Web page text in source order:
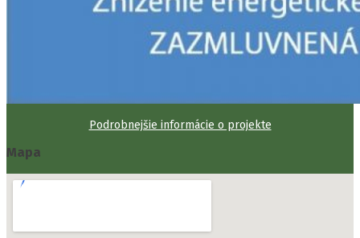
Podrobnejšie informácie o projekte
Mapa